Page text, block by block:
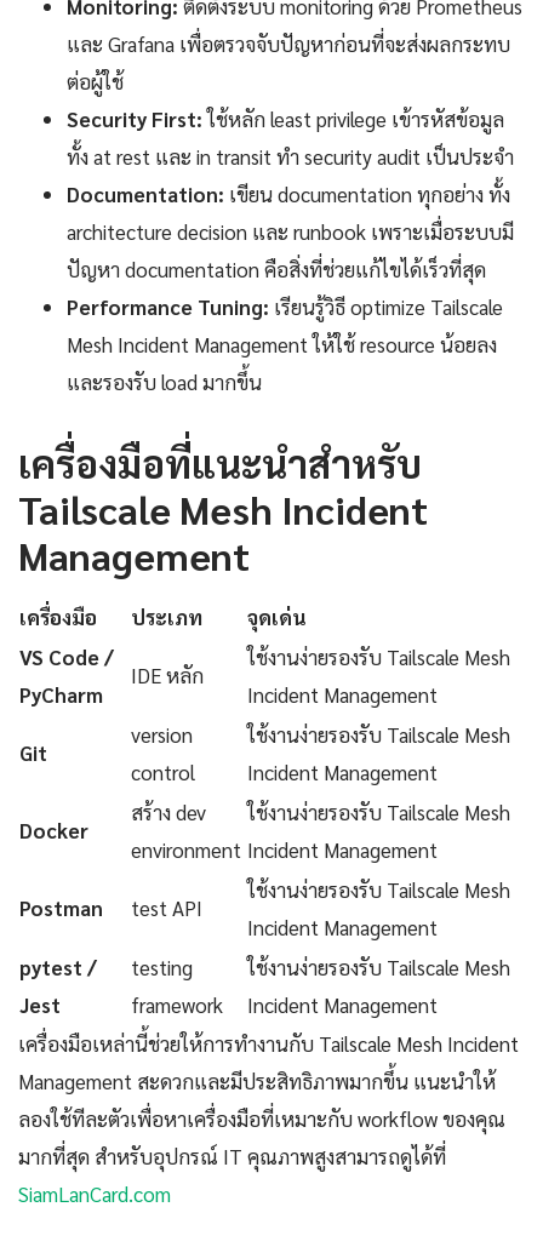
Monitoring: ติดตั้งระบบ monitoring ด้วย Prometheus
และ Grafana เพื่อตรวจจับปัญหาก่อนที่จะส่งผลกระทบ
ต่อผู้ใช้
Security First:ใช้หลัก least privilege เข้ารหัสข้อมูล
ทั้ง at rest และ in transit ทำ security audit เป็นประจำ
Documentation: เขียน documentation ทุกอย่าง ทั้ง
architecture decision และ runbook เพราะเมื่อระบบมี
ปัญหา documentation คือสิ่งที่ช่วยแก้ไขได้เร็วที่สุด
Performance Tuning: เรียนรู้วิธี optimize Tailscale
Mesh Incident Management ให้ใช้ resource น้อยลง
และรองรับ load มากขึ้น
เครื่องมือที่แนะนำสำหรับ
Tailscale Mesh Incident
Management
เครื่องมือ ประเภท
จุดเด่น
VS Code /
PyCharm
IDE หลัก
ใช้งานง่ายรองรับ Tailscale Mesh
Incident Management
Git
version
control
ใช้งานง่ายรองรับ Tailscale Mesh
Incident Management
Docker
สร้าง dev
environment
ใช้งานง่ายรองรับ Tailscale Mesh
Incident Management
Postman test API
ใช้งานง่ายรองรับ Tailscale Mesh
Incident Management
pytest /
Jest
testing
framework
ใช้งานง่ายรองรับ Tailscale Mesh
Incident Management
เครื่องมือเหล่านี้ช่วยให้การทำงานกับ Tailscale Mesh Incident
Management สะดวกและมีประสิทธิภาพมากขึ้น แนะนำให้
ลองใช้ทีละตัวเพื่อหาเครื่องมือที่เหมาะกับ workflow ของคุณ
มากที่สุด สำหรับอุปกรณ์ IT คุณภาพสูงสามารถดูได้ที่
SiamLanCard.com